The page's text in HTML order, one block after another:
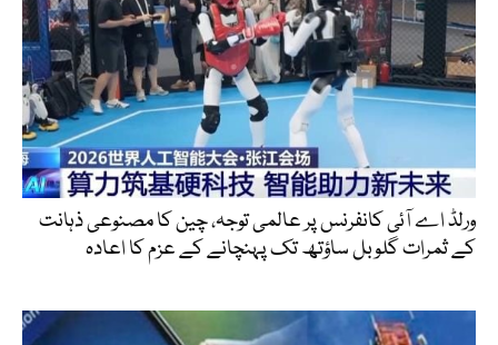
ورلڈ اے آئی کانفرنس پر عالمی توجہ، چین کا مصنوعی ذہانت
کے ثمرات گلوبل ساؤتھ تک پہنچانے کے عزم کا اعادہ